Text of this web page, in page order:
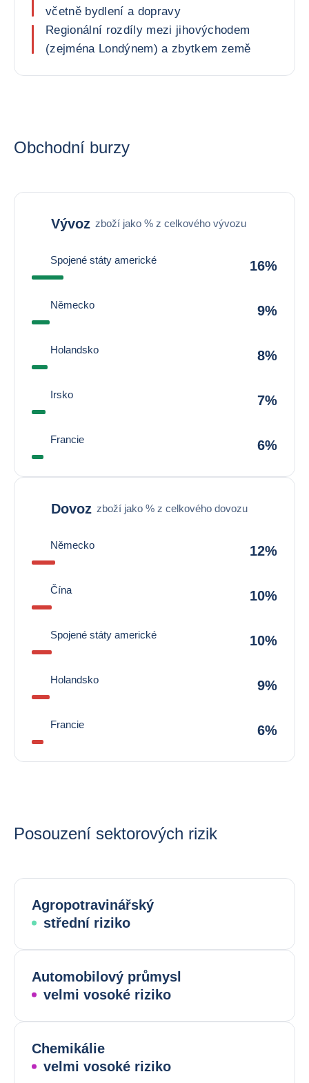
včetně bydlení a dopravy
Regionální rozdíly mezi jihovýchodem
(zejména Londýnem) a zbytkem země
Obchodní burzy
Vývoz zboží jako % z celkového vývozu
Spojené státy americké 16%
Německo 9%
Holandsko 8%
Irsko 7%
Francie 6%
Dovoz zboží jako % z celkového dovozu
Německo 12%
Čína 10%
Spojené státy americké 10%
Holandsko 9%
Francie 6%
Posouzení sektorových rizik
Agropotravinářský
střední riziko
Automobilový průmysl
velmi vosoké riziko
Chemikálie
velmi vosoké riziko